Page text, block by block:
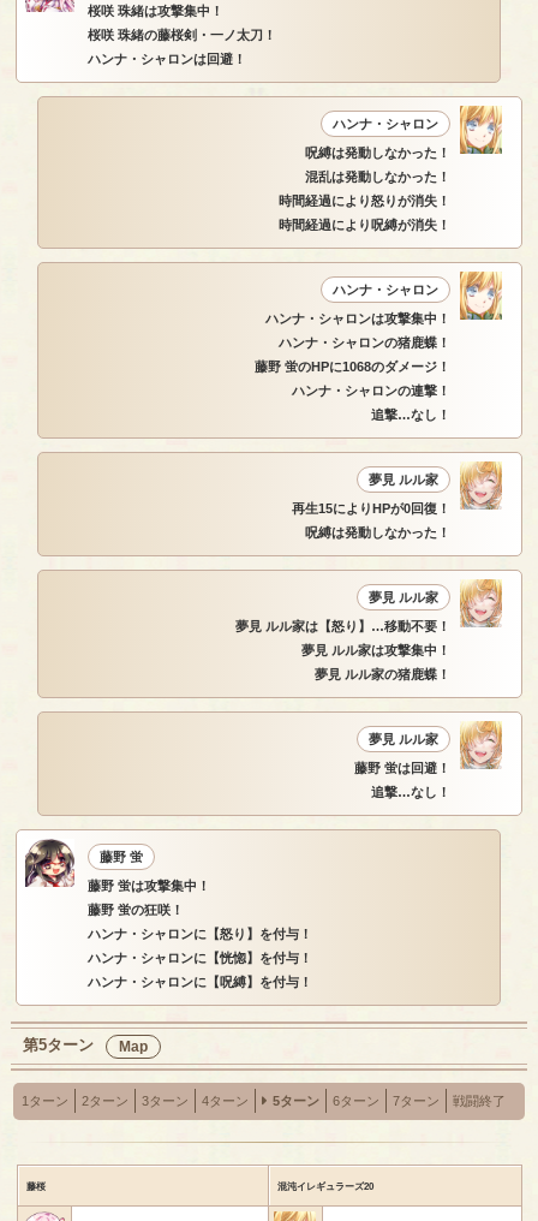
桜咲 珠緒は攻撃集中！
桜咲 珠緒の藤桜剣・一ノ太刀！
ハンナ・シャロンは回避！
ハンナ・シャロン
呪縛は発動しなかった！
混乱は発動しなかった！
時間経過により怒りが消失！
時間経過により呪縛が消失！
ハンナ・シャロン
ハンナ・シャロンは攻撃集中！
ハンナ・シャロンの猪鹿蝶！
藤野 蛍のHPに1068のダメージ！
ハンナ・シャロンの連撃！
追撃…なし！
夢見 ルル家
再生15によりHPが0回復！
呪縛は発動しなかった！
夢見 ルル家
夢見 ルル家は【怒り】…移動不要！
夢見 ルル家は攻撃集中！
夢見 ルル家の猪鹿蝶！
夢見 ルル家
藤野 蛍は回避！
追撃…なし！
藤野 蛍
藤野 蛍は攻撃集中！
藤野 蛍の狂咲！
ハンナ・シャロンに【怒り】を付与！
ハンナ・シャロンに【恍惚】を付与！
ハンナ・シャロンに【呪縛】を付与！
第5ターン Map
1ターン 2ターン 3ターン 4ターン 5ターン 6ターン 7ターン 戦闘終了
藤桜 混沌イレギュラーズ20